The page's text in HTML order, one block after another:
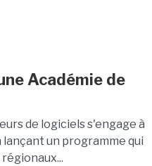
Académie de
de logiciels s'engage à
un programme qui